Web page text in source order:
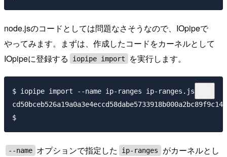
node.jsのコードとしては問題なさそうなので、IOpipeで
やってみます。まずは、作成したコードをカーネルとして
IOpipeに登録する
iopipe import を実行します。
$ iopipe import --name ip-ranges ip-ranges.js
--name オプションで指定した ip-ranges
がカーネルとし